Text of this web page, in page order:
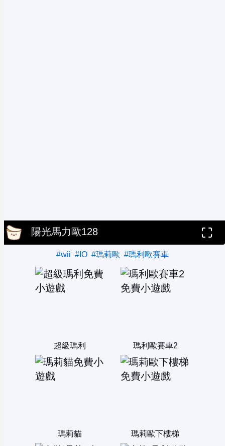
陽光馬力歐128
#wii #IO #瑪莉歐 #瑪利歐賽車
超級瑪利 瑪利歐賽車2
瑪莉貓 瑪莉歐下樓梯